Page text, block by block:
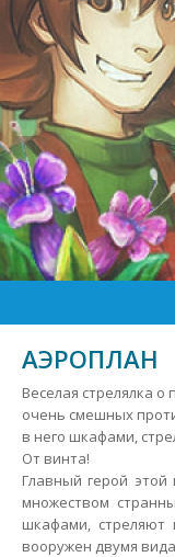
АЭРОПЛАН
Веселая стрелялка
очень смешных
в него шкафами,
От винта!
Главный герой
множеством
шкафами,
вооружен двумя